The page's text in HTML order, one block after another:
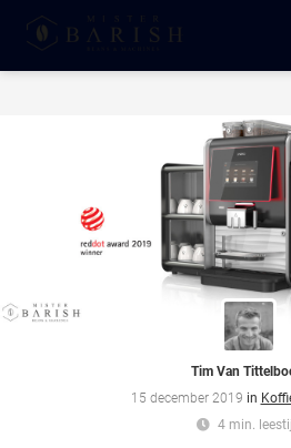
Tim Van
15 december 2019 in
4 min.
zijn